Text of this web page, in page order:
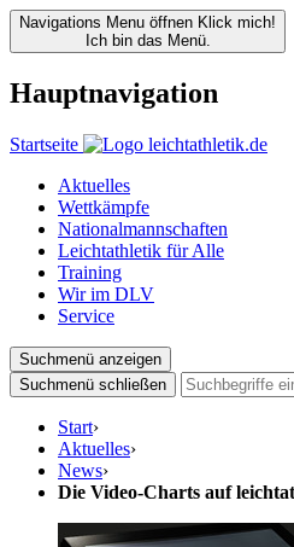
Navigations Menu öffnen Klick mich!
Ich bin das Menü.
Hauptnavigation
Startseite
Aktuelles
Wettkämpfe
Nationalmannschaften
Leichtathletik für Alle
Training
Wir im DLV
Service
Suchmenü anzeigen
Suchmenü schließen
Start›
Aktuelles›
News›
Die Video-Charts auf